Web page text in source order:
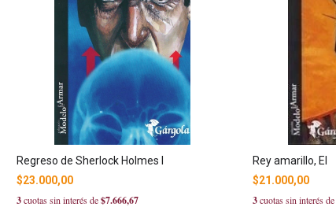
Regreso de Sherlock Holmes I
$23.000,00
3cuotas sin interés de$7.666,67
Rey amarillo, El
$21.000,00
3cuotas sin interés de